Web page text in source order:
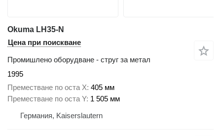
Okuma LH35-N
Цена при поискване
Промишлено оборудване - струг за метал
1995
Преместване по оста X 405 мм
Преместване по оста Y 1 505 мм
Германия, Kaiserslautern